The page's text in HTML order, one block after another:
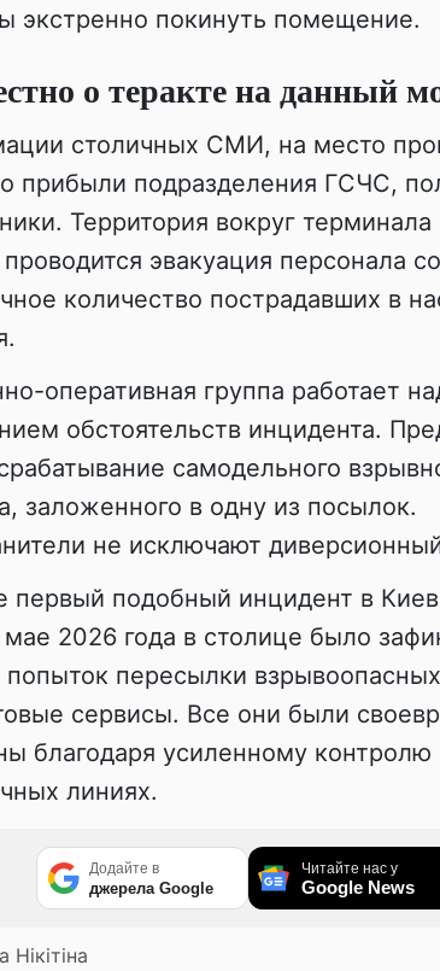
экстренно покинуть помещение.
о теракте на данный
столичных СМИ, на место
прибыли подразделения ГСЧС,
Территория вокруг
эвакуация персонала
количество пострадавших в
оперативная группа работает
обстоятельств инцидента.
самодельного
заложенного в одну из посылок.
не исключают
первый подобный инцидент в
2026 года в столице было
попыток пересылки
сервисы. Все они были
благодаря усиленному контролю
линиях.
Додайте в
джерела Google
Читайте нас у
Google News
Нікітіна